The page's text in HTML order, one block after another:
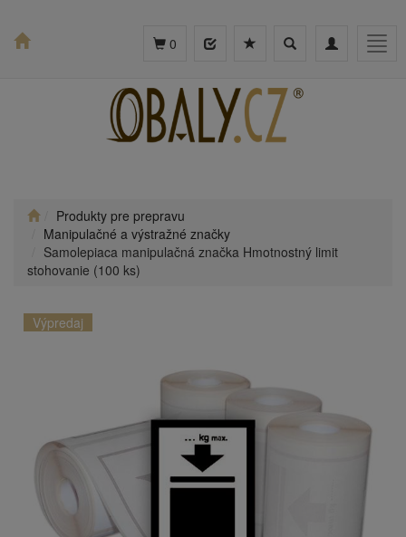
Toggle
Toggle
0
Produkty pre prepravu
Manipulačné a výstražné značky
Samolepiaca manipulačná značka Hmotnostný limit
stohovanie (100 ks)
Výpredaj